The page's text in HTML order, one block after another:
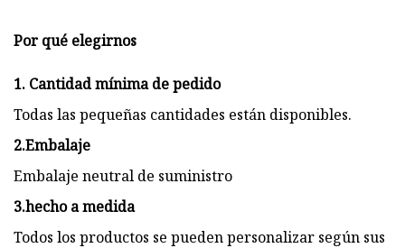
Por qué elegirnos
1. Cantidad mínima de pedido
Todas las pequeñas cantidades están disponibles.
2.Embalaje
Embalaje neutral de suministro
3.hecho a medida
Todos los productos se pueden personalizar según sus